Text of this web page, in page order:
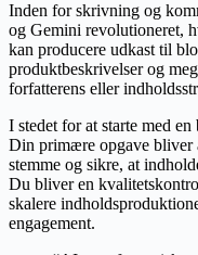
Inden for skrivning og
og Gemini revolutioneret,
kan producere udkast til
produktbeskrivelser og
forfatterens eller
I stedet for at starte med
Din primære opgave bliver
stemme og sikre, at
Du bliver en
skalere
engagement.